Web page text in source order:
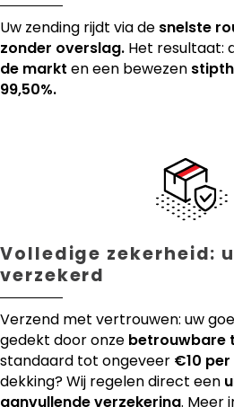
Uw zending rijdt via de snelste
zonder overslag. Het resultaat:
de markt en een bewezen
99,50%.
Volledige zekerheid:
verzekerd
Verzend met vertrouwen: uw
gedekt door onze betrouwbare
standaard tot ongeveer €10 per
dekking? Wij regelen direct een
aanvullende verzekering. Meer